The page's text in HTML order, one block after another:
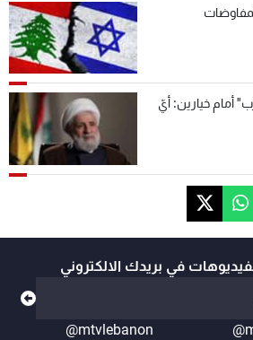
أمام خيارين: أيّ
في بريدك الالكتروني
@mtvlebanon